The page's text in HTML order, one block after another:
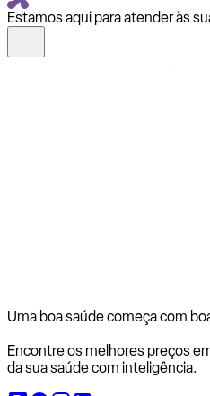
Estamos aqui para atender às
Uma boa saúde começa com
Encontre os melhores preços
da sua saúde com inteligência.